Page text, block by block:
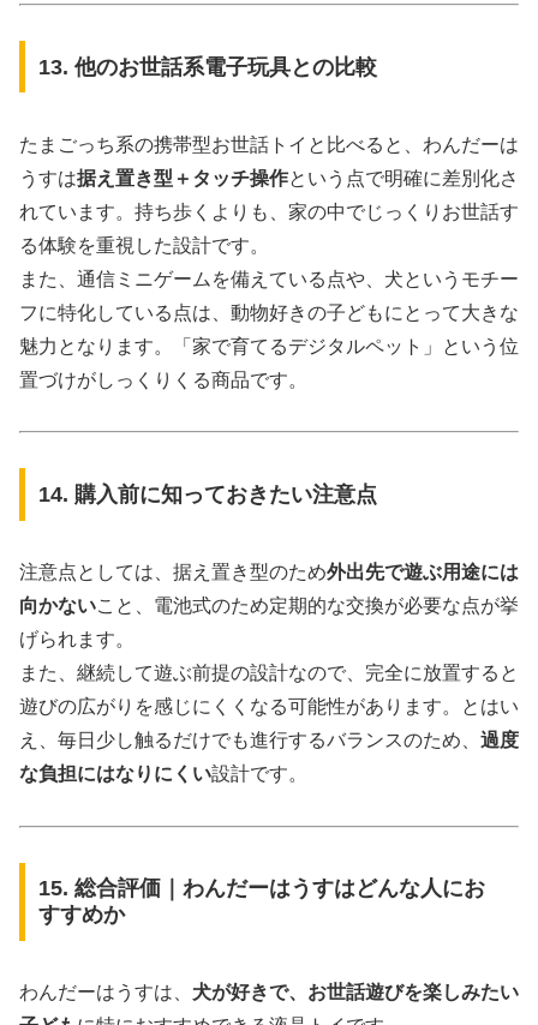
13. 他のお世話系電子玩具との比較
たまごっち系の携帯型お世話トイと比べると、わんだーは
うすは据え置き型＋タッチ操作という点で明確に差別化さ
れています。持ち歩くよりも、家の中でじっくりお世話す
る体験を重視した設計です。
また、通信ミニゲームを備えている点や、犬というモチー
フに特化している点は、動物好きの子どもにとって大きな
魅力となります。「家で育てるデジタルペット」という位
置づけがしっくりくる商品です。
14. 購入前に知っておきたい注意点
注意点としては、据え置き型のため外出先で遊ぶ用途には
向かないこと、電池式のため定期的な交換が必要な点が挙
げられます。
また、継続して遊ぶ前提の設計なので、完全に放置すると
遊びの広がりを感じにくくなる可能性があります。とはい
え、毎日少し触るだけでも進行するバランスのため、 過度
な負担にはなりにくい設計です。
15. 総合評価｜わんだーはうすはどんな人にお
すすめか
わんだーはうすは、 犬が好きで、お世話遊びを楽しみたい